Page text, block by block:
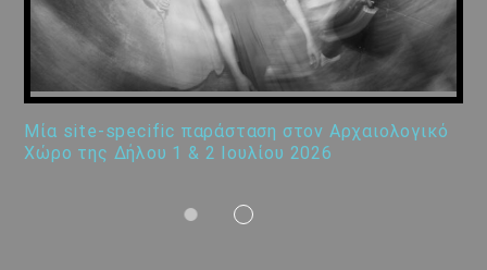
Μία site-specific παράσταση στον Αρχαιολογικό
Χώρο της Δήλου 1 & 2 Ιουλίου 2026